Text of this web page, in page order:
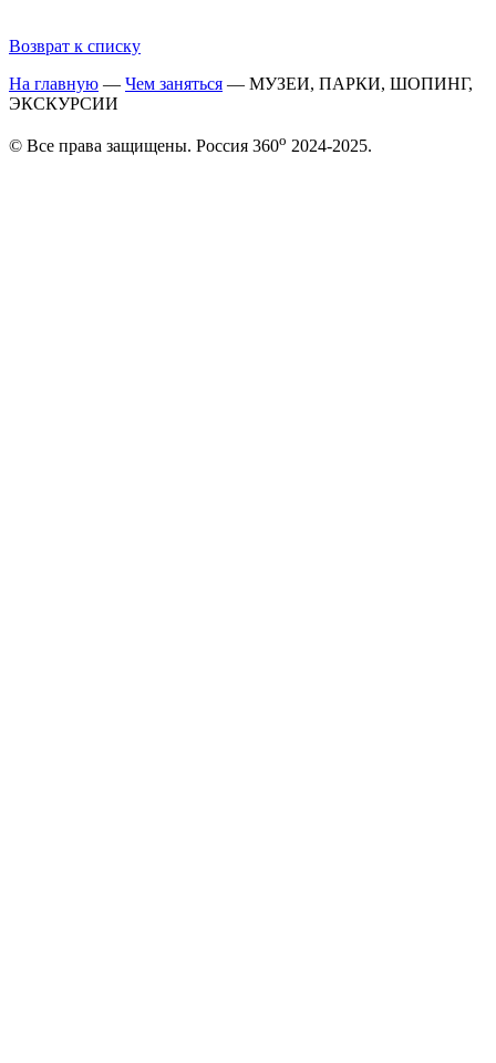
Возврат к списку
На главную — Чем заняться — МУЗЕИ, ПАРКИ, ШОПИНГ,
ЭКСКУРСИИ
© Все права защищены. Россия 360o 2024-2025.